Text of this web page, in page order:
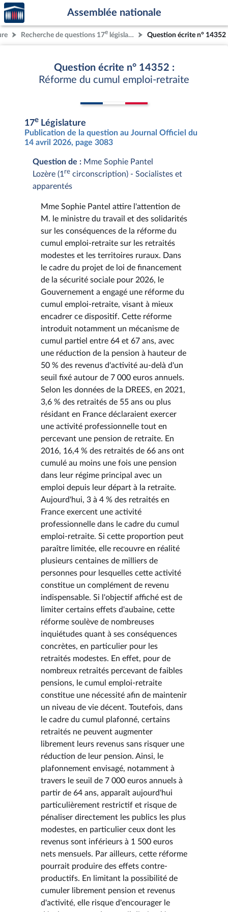
Aller au contenu
Aller en bas de la page
Accèder
à la
page
d'accueil
Assemblée nationale
Recherche de questions 17e législature Question écrite n° 14352
Question écrite n° 14352 :
Réforme du cumul emploi-retraite
17e Législature
Publication de la question au Journal Officiel du
14 avril 2026, page 3083
Question de : Mme Sophie Pantel
Lozère (1 re circonscription) - Socialistes et
apparentés
Mme Sophie Pantel attire l'attention de
M. le ministre du travail et des solidarités
sur les conséquences de la réforme du
cumul emploi-retraite sur les retraités
modestes et les territoires ruraux. Dans
le cadre du projet de loi de financement
de la sécurité sociale pour 2026, le
Gouvernement a engagé une réforme du
cumul emploi-retraite, visant à mieux
encadrer ce dispositif. Cette réforme
introduit notamment un mécanisme de
cumul partiel entre 64 et 67 ans, avec
une réduction de la pension à hauteur de
50 % des revenus d'activité au-delà d'un
seuil fixé autour de 7 000 euros annuels.
Selon les données de la DREES, en 2021,
3,6 % des retraités de 55 ans ou plus
résidant en France déclaraient exercer
une activité professionnelle tout en
percevant une pension de retraite. En
2016, 16,4 % des retraités de 66 ans ont
cumulé au moins une fois une pension
dans leur régime principal avec un
emploi depuis leur départ à la retraite.
Aujourd'hui, 3 à 4 % des retraités en
France exercent une activité
professionnelle dans le cadre du cumul
emploi-retraite. Si cette proportion peut
paraître limitée, elle recouvre en réalité
plusieurs centaines de milliers de
personnes pour lesquelles cette activité
constitue un complément de revenu
indispensable. Si l'objectif affiché est de
limiter certains effets d'aubaine, cette
réforme soulève de nombreuses
inquiétudes quant à ses conséquences
concrètes, en particulier pour les
retraités modestes. En effet, pour de
nombreux retraités percevant de faibles
pensions, le cumul emploi-retraite
constitue une nécessité afin de maintenir
un niveau de vie décent. Toutefois, dans
le cadre du cumul plafonné, certains
retraités ne peuvent augmenter
librement leurs revenus sans risquer une
réduction de leur pension. Ainsi, le
plafonnement envisagé, notamment à
travers le seuil de 7 000 euros annuels à
partir de 64 ans, apparaît aujourd'hui
particulièrement restrictif et risque de
pénaliser directement les publics les plus
modestes, en particulier ceux dont les
revenus sont inférieurs à 1 500 euros
nets mensuels. Par ailleurs, cette réforme
pourrait produire des effets contre-
productifs. En limitant la possibilité de
cumuler librement pension et revenus
d'activité, elle risque d'encourager le